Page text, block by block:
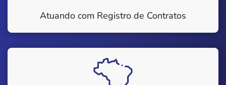
Atuando com Registro de Contratos